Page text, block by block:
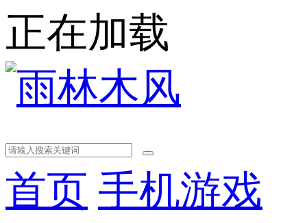
正在加载
首页 手机游戏